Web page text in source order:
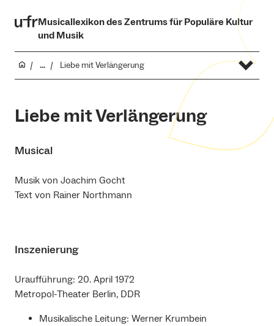
Musicallexikon des Zentrums für Populäre Kultur
und Musik
... Liebe mit Verlängerung
Liebe mit Verlängerung
Musical
Musik von Joachim Gocht
Text von Rainer Northmann
Inszenierung
Uraufführung: 20. April 1972
Metropol-Theater Berlin, DDR
Musikalische Leitung: Werner Krumbein